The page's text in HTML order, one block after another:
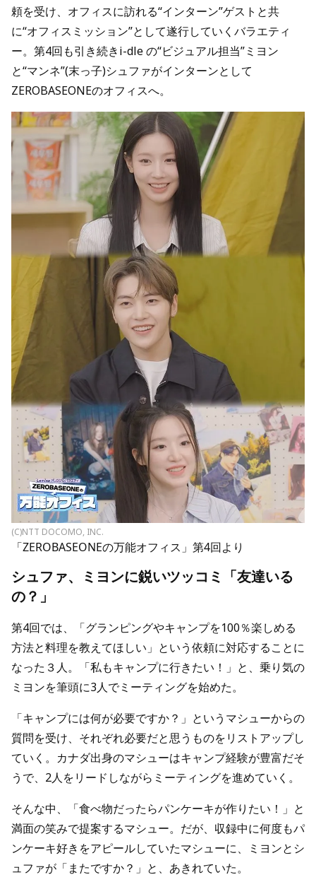
頼を受け、オフィスに訪れる“インターン”ゲストと共
に“オフィスミッション”として遂行していくバラエティ
ー。第4回も引き続きi-dle の“ビジュアル担当”ミヨン
と“マンネ”(末っ子)シュファがインターンとして
ZEROBASEONEのオフィスへ。
(C)NTT DOCOMO, INC.
「ZEROBASEONEの万能オフィス」第4回より
シュファ、ミヨンに鋭いツッコミ「友達いる
の？」
第4回では、「グランピングやキャンプを100％楽しめる
方法と料理を教えてほしい」という依頼に対応することに
なった３人。「私もキャンプに行きたい！」と、乗り気の
ミヨンを筆頭に3人でミーティングを始めた。
「キャンプには何が必要ですか？」というマシューからの
質問を受け、それぞれ必要だと思うものをリストアップし
ていく。カナダ出身のマシューはキャンプ経験が豊富だそ
うで、2人をリードしながらミーティングを進めていく。
そんな中、「食べ物だったらパンケーキが作りたい！」と
満面の笑みで提案するマシュー。だが、収録中に何度もパ
ンケーキ好きをアピールしていたマシューに、ミヨンとシ
ュファが「またですか？」と、あきれていた。